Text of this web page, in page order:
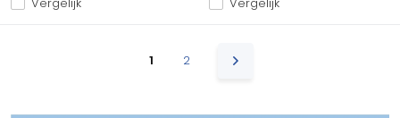
1 2